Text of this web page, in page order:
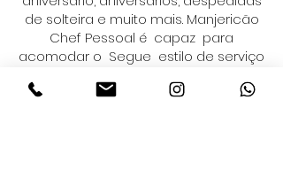
de solteira e muito mais. Manjericão
Chef Pessoal é capaz para
acomodar o Segue estilo de serviço
jantar, jantares sentados, aperitivos e